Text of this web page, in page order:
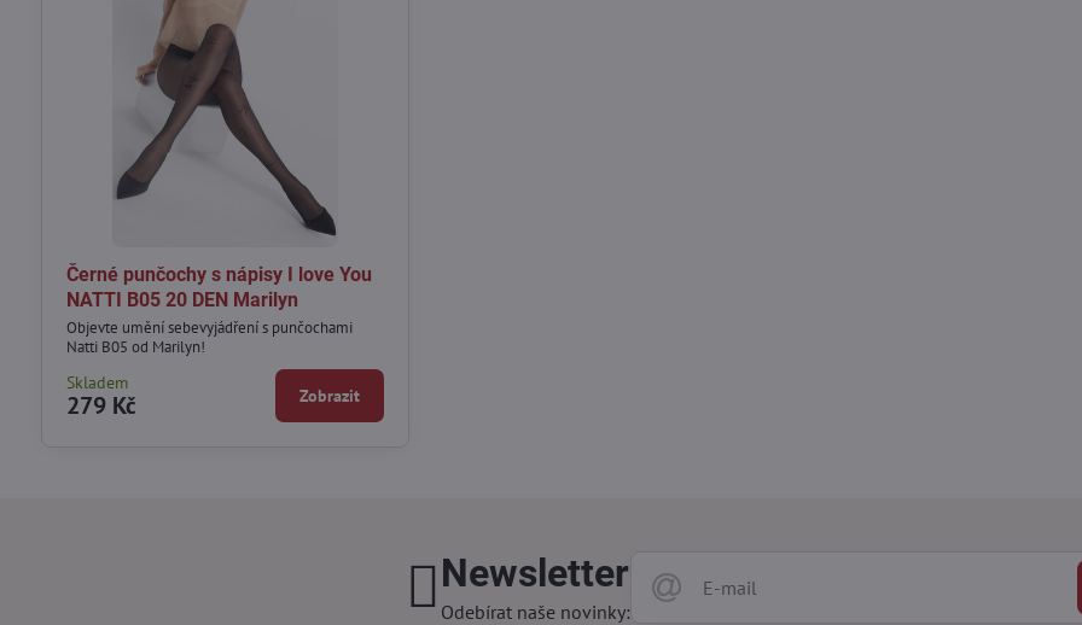
Černé punčochy s nápisy I love You
NATTI B05 20 DEN Marilyn
Objevte umění sebevyjádření s punčochami
Natti B05 od Marilyn!
Skladem
279 Kč Zobrazit
Newsletter
Odebírat naše novinky: